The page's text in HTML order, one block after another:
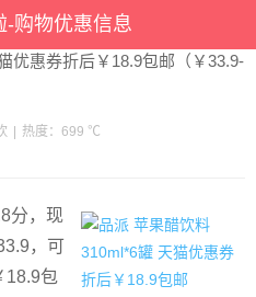
-购物优惠信息
饮>文章详情
优惠券折后￥18.9包邮（￥33.9-
热度：699 ℃
分，现
，可
18.9包